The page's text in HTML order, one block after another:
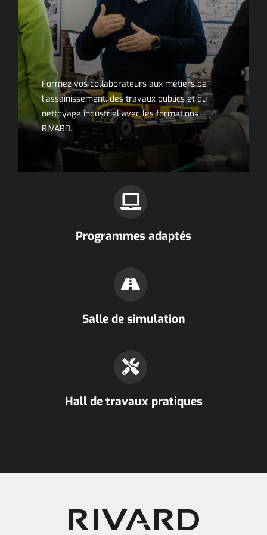
Formez vos collaborateurs aux métiers de
l’assainissement, des travaux publics et du
nettoyage industriel avec les formations
RIVARD.
Programmes adaptés
Salle de simulation
Hall de travaux pratiques